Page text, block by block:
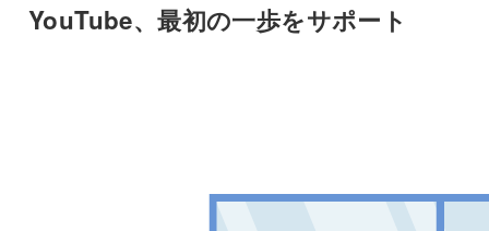
YouTube、最初の一歩をサポート